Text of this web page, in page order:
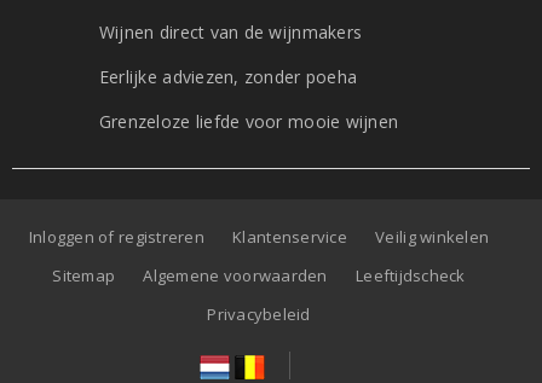
Wijnen direct van de wijnmakers
Eerlijke adviezen, zonder poeha
Grenzeloze liefde voor mooie wijnen
Inloggen of registreren Klantenservice
Veilig winkelen
Sitemap
Algemene voorwaarden
Leeftijdscheck
Privacybeleid